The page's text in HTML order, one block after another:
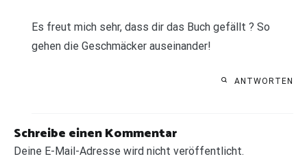
Es freut mich sehr, dass dir das Buch gefällt ? So
gehen die Geschmäcker auseinander!
ANTWORTEN
Schreibe einen Kommentar
Deine E-Mail-Adresse wird nicht veröffentlicht.